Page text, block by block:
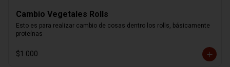
Cambio Vegetales Rolls
Esto es para realizar cambio de cosas dentro los rolls, básicamente
proteínas
$1.000